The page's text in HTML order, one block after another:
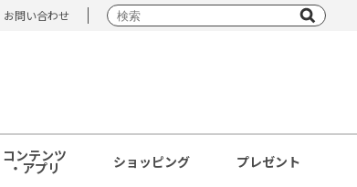
お問い合わせ
コンテンツ
・アプリ ショッピング プレゼント